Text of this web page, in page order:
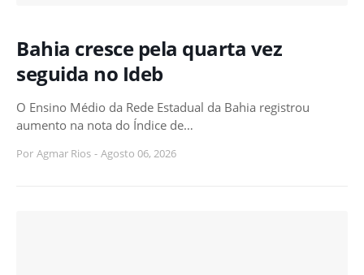
Bahia cresce pela quarta vez
seguida no Ideb
O Ensino Médio da Rede Estadual da Bahia registrou
aumento na nota do Índice de…
Por Agmar Rios - Agosto 06, 2026